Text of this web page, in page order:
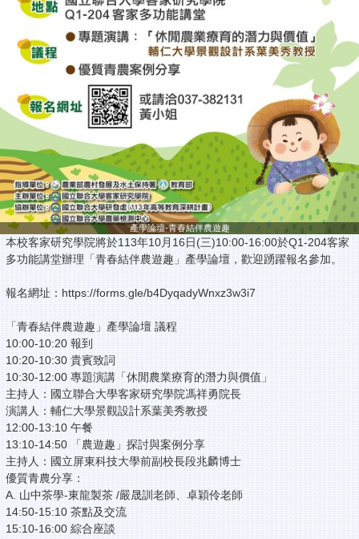
產學論壇-青春結伴農遊趣
本校客家研究學院將於113年10月16日(三)10:00-16:00於Q1-204客家
多功能講堂辦理「青春結伴農遊趣」產學論壇，歡迎踴躍報名參加。
報名網址：https://forms.gle/b4DyqadyWnxz3w3i7
「青春結伴農遊趣」產學論壇 議程
10:00-10:20 報到
10:20-10:30 貴賓致詞
10:30-12:00 專題演講「休閒農業療育的潛力與價值」
主持人：國立聯合大學客家研究學院馮祥勇院長
演講人：輔仁大學景觀設計系葉美秀教授
12:00-13:10 午餐
13:10-14:50 「農遊趣」探討與案例分享
主持人：國立屏東科技大學前副校長段兆麟博士
優質青農分享：
A. 山中茶學-東龍製茶 /嚴晟訓老師、卓穎伶老師
14:50-15:10 茶點及交流
15:10-16:00 綜合座談